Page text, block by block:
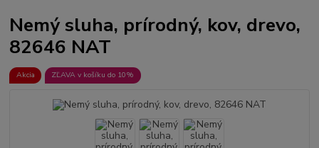
Nemý sluha, prírodný, kov, drevo,
82646 NAT
Akcia ZĽAVA v košíku do 10%